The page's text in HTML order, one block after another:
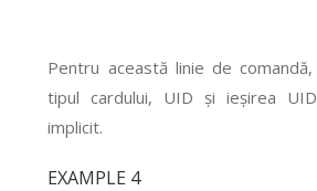
Pentru această linie de
tipul cardului, UID și ieșirea
implicit.
EXAMPLE 4